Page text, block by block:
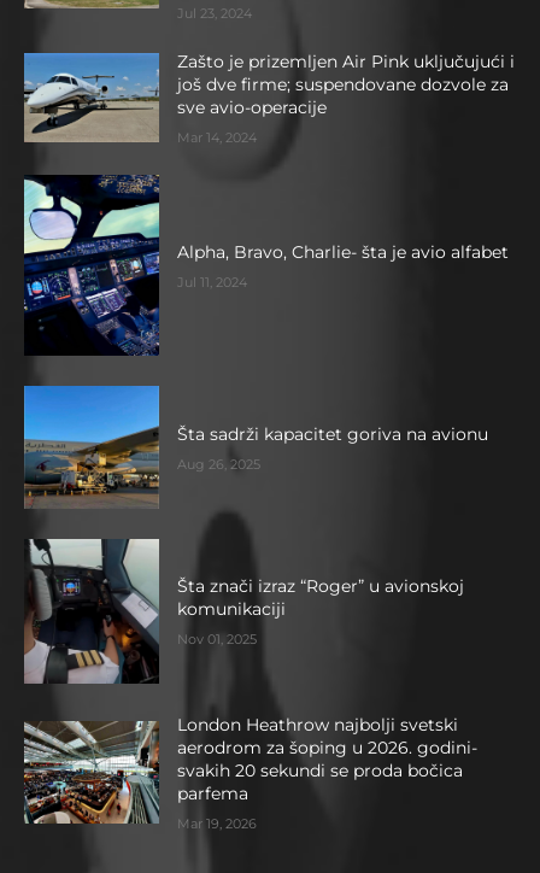
Jul 23, 2024
Zašto je prizemljen Air Pink uključujući i
još dve firme; suspendovane dozvole za
sve avio-operacije
Mar 14, 2024
Alpha, Bravo, Charlie- šta je avio alfabet
Jul 11, 2024
Šta sadrži kapacitet goriva na avionu
Aug 26, 2025
Šta znači izraz “Roger” u avionskoj
komunikaciji
Nov 01, 2025
London Heathrow najbolji svetski
aerodrom za šoping u 2026. godini-
svakih 20 sekundi se proda bočica
parfema
Mar 19, 2026